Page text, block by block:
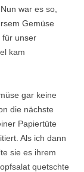
war es so,
Gemüse
für unser
kam
gar keine
die nächste
Papiertüte
Als ich dann
sie es ihrem
quetschte